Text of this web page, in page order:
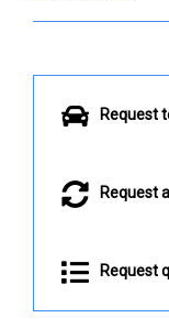
Request
Request
Request